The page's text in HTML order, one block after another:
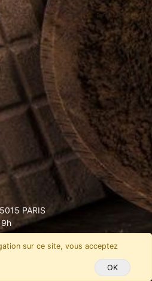
sur ce site, vous acceptez
OK
PARIS